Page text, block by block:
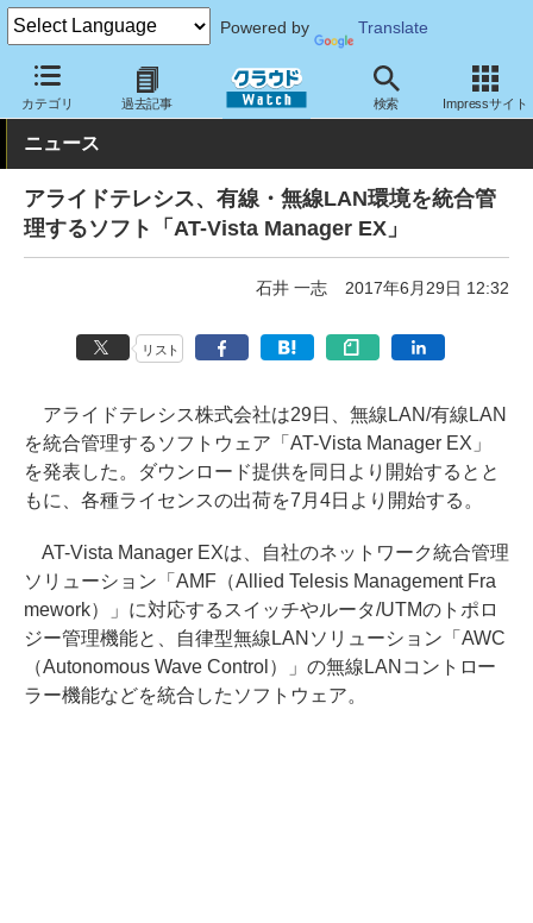
Powered by Translate
カテゴリ 過去記事 検索 Impressサイト
クラウド Watch ネットワーク ネットソフト
ニュース
アライドテレシス、有線・無線LAN環境を統合管
理するソフト「AT-Vista Manager EX」
石井 一志 2017年6月29日 12:32
リスト
アライドテレシス株式会社は29日、無線LAN/有線LAN
を統合管理するソフトウェア「AT-Vista Manager EX」
を発表した。ダウンロード提供を同日より開始するとと
もに、各種ライセンスの出荷を7月4日より開始する。
AT-Vista Manager EXは、自社のネットワーク統合管理
ソリューション「AMF（Allied Telesis Management Fra
mework）」に対応するスイッチやルータ/UTMのトポロ
ジー管理機能と、自律型無線LANソリューション「AWC
（Autonomous Wave Control）」の無線LANコントロー
ラー機能などを統合したソフトウェア。